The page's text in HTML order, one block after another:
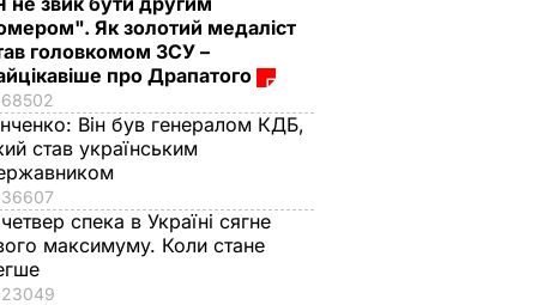
Як золотий медаліст
головкомом ЗСУ –
про Драпатого
68502
Він був генералом КДБ,
став українським
36607
спека в Україні сягне
максимуму. Коли стане
23049